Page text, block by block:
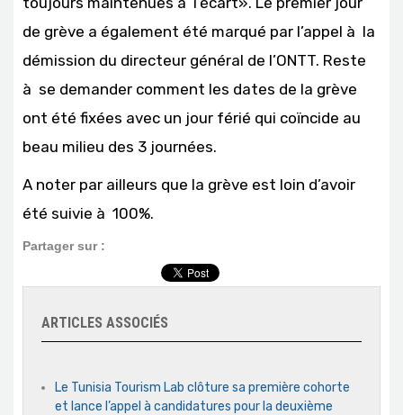
de grève a également été marqué par l’appel à la
démission du directeur général de l’ONTT. Reste
à se demander comment les dates de la grève
ont été fixées avec un jour férié qui coïncide au
beau milieu des 3 journées.
A noter par ailleurs que la grève est loin d’avoir
été suivie à 100%.
Partager sur :
ARTICLES ASSOCIÉS
Le Tunisia Tourism Lab clôture sa première cohorte
et lance l’appel à candidatures pour la deuxième